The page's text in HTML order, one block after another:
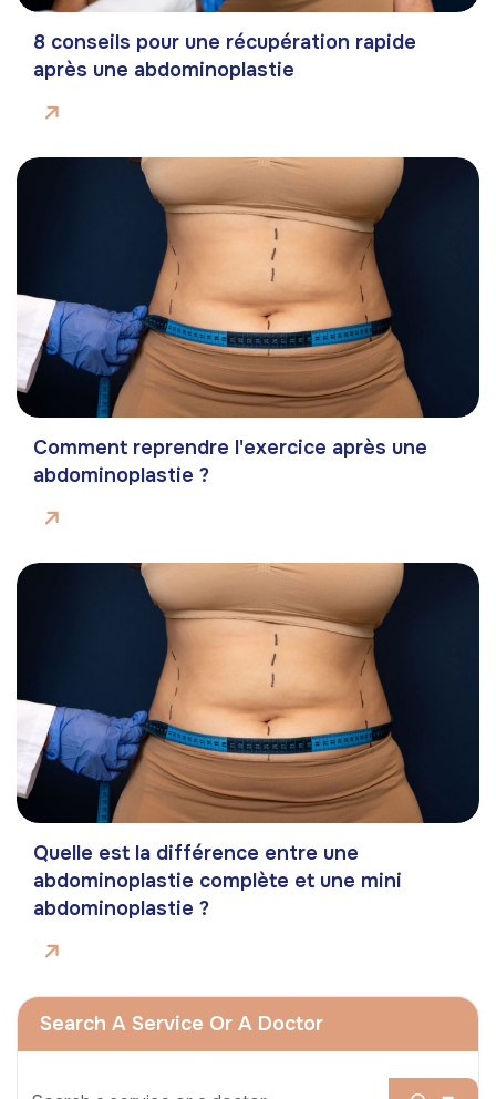
8 conseils pour une récupération rapide
après une abdominoplastie
Comment reprendre l'exercice après une
abdominoplastie ?
Quelle est la différence entre une
abdominoplastie complète et une mini
abdominoplastie ?
Search A Service Or A Doctor